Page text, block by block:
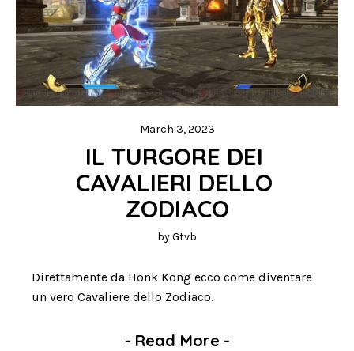
March 3, 2023
IL TURGORE DEI
CAVALIERI DELLO
ZODIACO
byGtvb
Direttamente da Honk Kong ecco come diventare
un vero Cavaliere dello Zodiaco.
- Read More -